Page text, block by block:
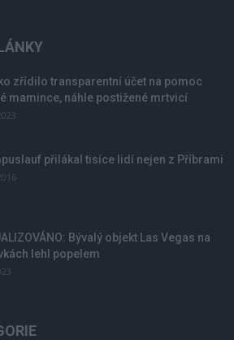
zřídilo transparentní účet na pomoc
mamince, náhle postižené mrtvicí
přilákal tisíce lidí nejen z Příbrami
Bývalý objekt Las Vegas na
lehl popelem